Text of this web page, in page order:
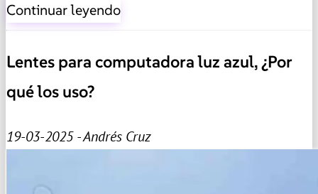
Continuar leyendo
Lentes para computadora luz azul, ¿Por
qué los uso?
19-03-2025 - Andrés Cruz